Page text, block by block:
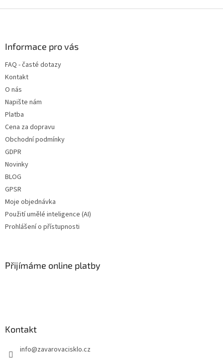
Informace pro vás
FAQ - časté dotazy
Kontakt
O nás
Napište nám
Platba
Cena za dopravu
Obchodní podmínky
GDPR
Novinky
BLOG
GPSR
Moje objednávka
Použití umělé inteligence (AI)
Prohlášení o přístupnosti
Přijímáme online platby
Kontakt
info@zavarovacisklo.cz